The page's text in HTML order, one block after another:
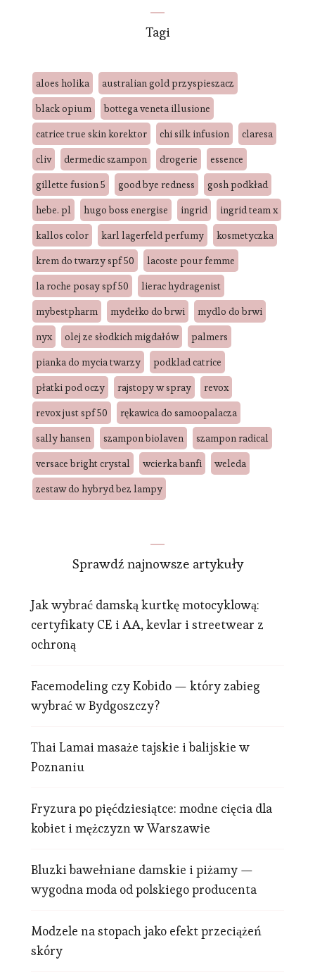
Tagi
aloes holika
australian gold przyspieszacz
black opium
bottega veneta illusione
catrice true skin korektor
chi silk infusion
claresa
cliv
dermedic szampon drogerie
essence
gillette fusion 5
good bye redness
gosh podkład
hebe. pl
hugo boss energise ingrid
ingrid team x
kallos color
karl lagerfeld perfumy
kosmetyczka
krem do twarzy spf 50
lacoste pour femme
la roche posay spf 50
lierac hydragenist
mybestpharm
mydełko do brwi
mydlo do brwi
nyx
olej ze słodkich migdałów
palmers
pianka do mycia twarzy
podklad catrice
płatki pod oczy
rajstopy w spray
revox
revox just spf 50
rękawica do samoopalacza
sally hansen
szampon biolaven
szampon radical
versace bright crystal
wcierka banfi
weleda
zestaw do hybryd bez lampy
Sprawdź najnowsze artykuły
Jak wybrać damską kurtkę motocyklową:
certyfikaty CE i AA, kevlar i streetwear z
ochroną
Facemodeling czy Kobido — który zabieg
wybrać w Bydgoszczy?
Thai Lamai masaże tajskie i balijskie w
Poznaniu
Fryzura po pięćdziesiątce: modne cięcia dla
kobiet i mężczyzn w Warszawie
Bluzki bawełniane damskie i piżamy —
wygodna moda od polskiego producenta
Modzele na stopach jako efekt przeciążeń
skóry